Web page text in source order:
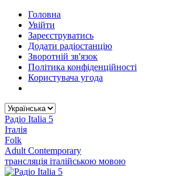
Головна
Увійти
Зареєструватись
Додати радіостанцію
Зворотній зв'язок
Політика конфіденційності
Користувача угода
Радіо Italia 5
Італія
Folk
Adult Contemporary
трансляція італійською мовою